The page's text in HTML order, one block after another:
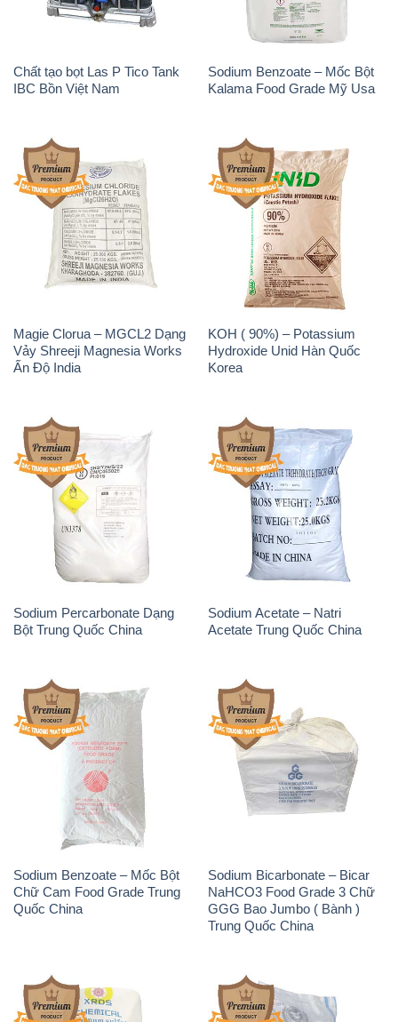
Chất tạo bọt Las P Tico Tank
IBC Bồn Việt Nam
Sodium Benzoate – Mốc Bột
Kalama Food Grade Mỹ Usa
Magie Clorua – MGCL2 Dạng
Vảy Shreeji Magnesia Works
Ấn Độ India
KOH ( 90%) – Potassium
Hydroxide Unid Hàn Quốc
Korea
Sodium Percarbonate Dạng
Bột Trung Quốc China
Sodium Acetate – Natri
Acetate Trung Quốc China
Sodium Benzoate – Mốc Bột
Chữ Cam Food Grade Trung
Quốc China
Sodium Bicarbonate – Bicar
NaHCO3 Food Grade 3 Chữ
GGG Bao Jumbo ( Bành )
Trung Quốc China